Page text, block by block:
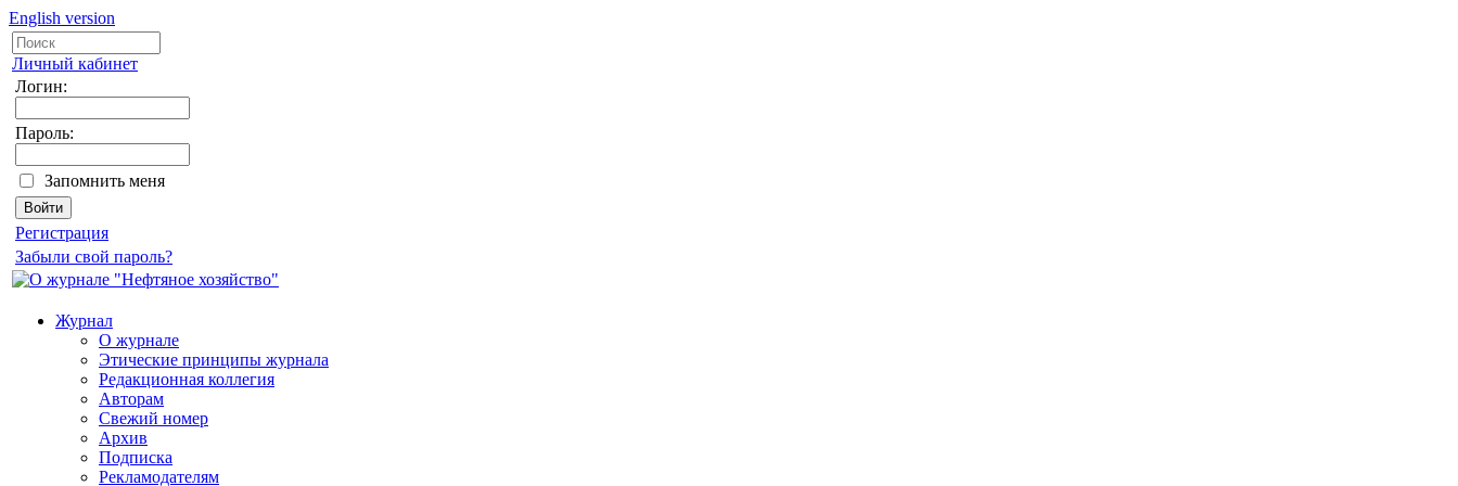
English version
Личный кабинет
Логин:
Пароль:
Запомнить меня
Регистрация
Забыли свой пароль?
Журнал
О журнале
Этические принципы журнала
Редакционная коллегия
Авторам
Свежий номер
Архив
Подписка
Рекламодателям